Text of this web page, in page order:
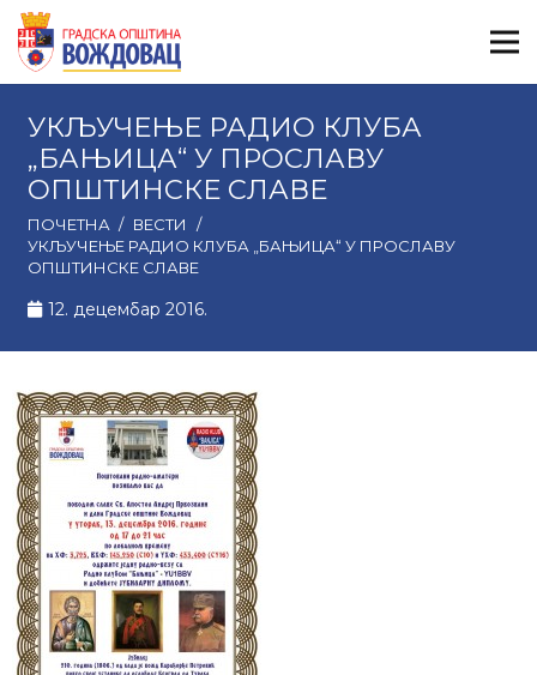
УКЉУЧЕЊЕ РАДИО КЛУБА
„БАЊИЦА“ У ПРОСЛАВУ
ОПШТИНСКЕ СЛАВЕ
ПОЧЕТНА / ВЕСТИ
/
УКЉУЧЕЊЕ РАДИО КЛУБА „БАЊИЦА“ У ПРОСЛАВУ
ОПШТИНСКЕ СЛАВЕ
12. децембар 2016.